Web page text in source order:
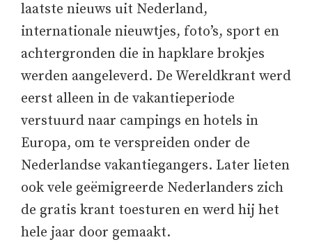
laatste nieuws uit Nederland,
internationale nieuwtjes, foto’s, sport en
achtergronden die in hapklare brokjes
werden aangeleverd. De Wereldkrant werd
eerst alleen in de vakantieperiode
verstuurd naar campings en hotels in
Europa, om te verspreiden onder de
Nederlandse vakantiegangers. Later lieten
ook vele geëmigreerde Nederlanders zich
de gratis krant toesturen en werd hij het
hele jaar door gemaakt.